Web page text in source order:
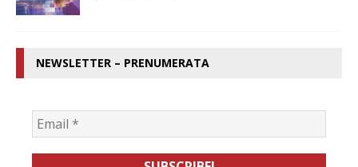
NEWSLETTER – PRENUMERATA